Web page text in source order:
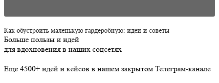
Как обустроить маленькую гардеробную: идеи и советы
Больше пользы и идей
для вдохновения в наших соцсетях
Еще 4500+ идей и кейсов в нашем закрытом Телеграм-канале